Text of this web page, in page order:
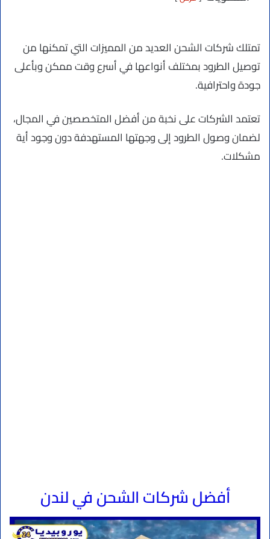
تمتلك شركات الشحن العديد من المميزات التي تمكنها من
توصيل الطرود بمختلف أنواعها في أسرع وقت ممكن وبأعلى
جودة واحترافية.
تعتمد الشركات على نخبة من أفضل المتخصصين في المجال،
لضمان وصول الطرود إلى وجهتها المستهدفة دون وجود أية
مشكلات.
أفضل شركات الشحن في لندن